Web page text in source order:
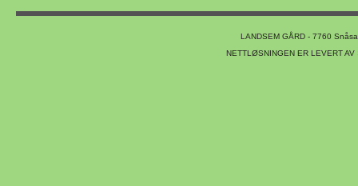
LANDSEM GÅRD - 7760
NETTLØSNINGEN ER LEVERT AV